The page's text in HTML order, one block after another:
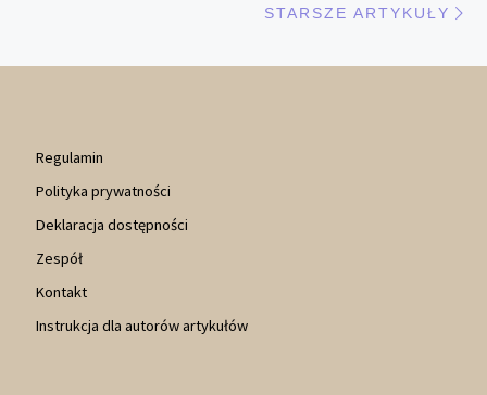
STARSZE ARTYKUŁY
Regulamin
Polityka prywatności
Deklaracja dostępności
Zespół
Kontakt
Instrukcja dla autorów artykułów